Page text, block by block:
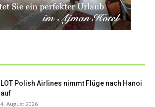
LOT Polish Airlines nimmt Flüge nach Hanoi
auf
4. August 2026